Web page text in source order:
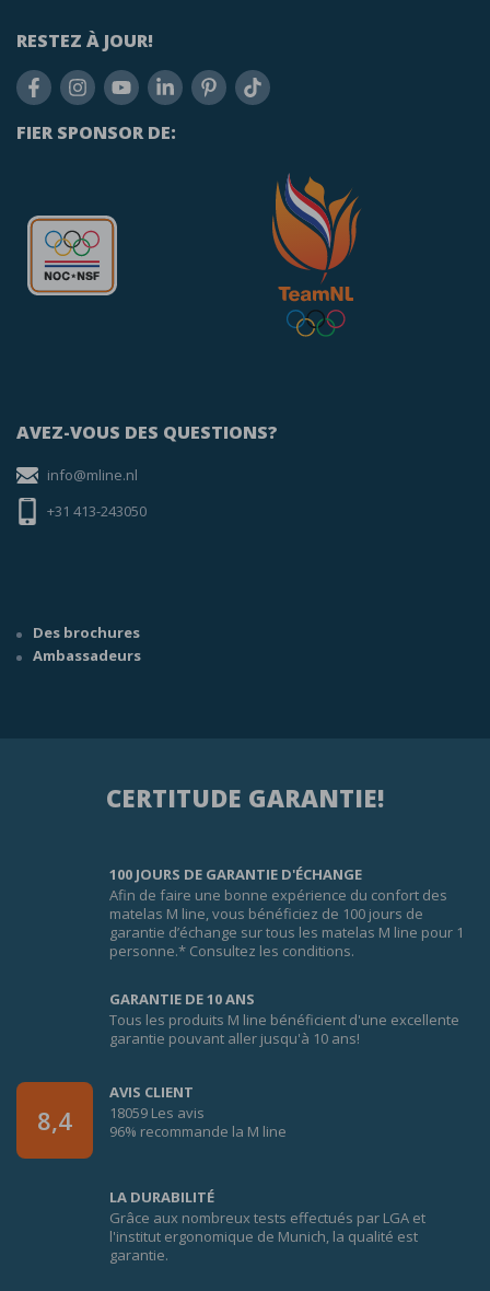
RESTEZ À JOUR!
FIER SPONSOR DE:
AVEZ-VOUS DES QUESTIONS?
info@mline.nl
+31 413-243050
Des brochures
Ambassadeurs
CERTITUDE GARANTIE!
100 JOURS DE GARANTIE D'ÉCHANGE
Afin de faire une bonne expérience du confort des
matelas M line, vous bénéficiez de 100 jours de
garantie d’échange sur tous les matelas M line pour 1
personne.* Consultez les conditions.
GARANTIE DE 10 ANS
Tous les produits M line bénéficient d'une excellente
garantie pouvant aller jusqu'à 10 ans!
8,4
AVIS CLIENT
18059 Les avis
96% recommande la M line
LA DURABILITÉ
Grâce aux nombreux tests effectués par LGA et
l'institut ergonomique de Munich, la qualité est
garantie.